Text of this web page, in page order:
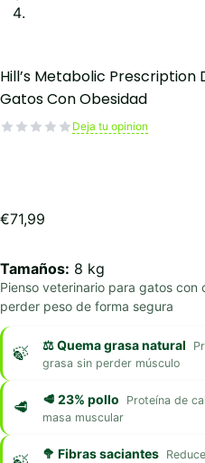
Hill’s Metabolic Prescription
Gatos Con Obesidad
Deja tu opinion
€71,99
Tamaños: 8 kg
Pienso veterinario para gatos con
perder peso de forma segura
⚖️ Quema grasa natural
grasa sin perder músculo
🥩 23% pollo
Proteína de
masa muscular
🥦 Fibras saciantes